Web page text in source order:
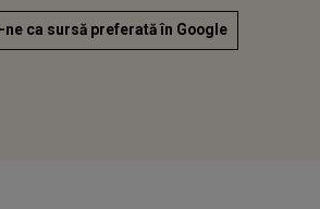
ne ca sursă preferată în Google